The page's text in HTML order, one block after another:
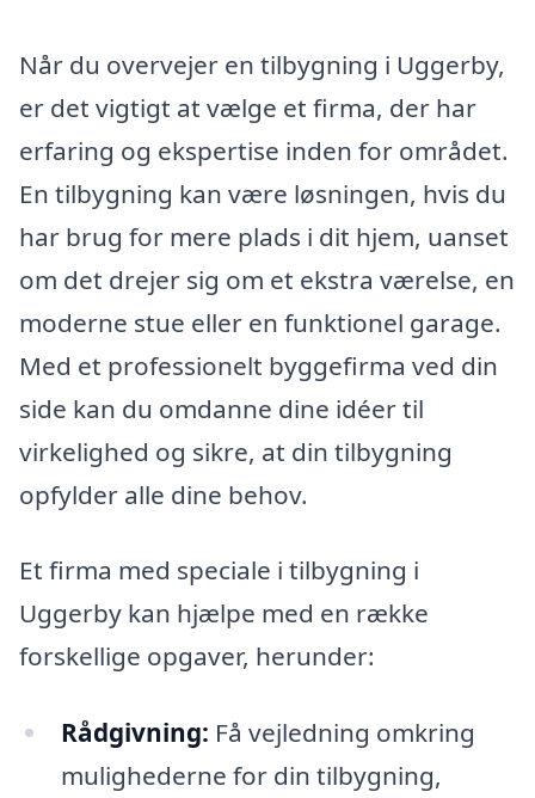
Når du overvejer en tilbygning i Uggerby,
er det vigtigt at vælge et firma, der har
erfaring og ekspertise inden for området.
En tilbygning kan være løsningen, hvis du
har brug for mere plads i dit hjem, uanset
om det drejer sig om et ekstra værelse, en
moderne stue eller en funktionel garage.
Med et professionelt byggefirma ved din
side kan du omdanne dine idéer til
virkelighed og sikre, at din tilbygning
opfylder alle dine behov.
Et firma med speciale i tilbygning i
Uggerby kan hjælpe med en række
forskellige opgaver, herunder:
Rådgivning: Få vejledning omkring
mulighederne for din tilbygning,